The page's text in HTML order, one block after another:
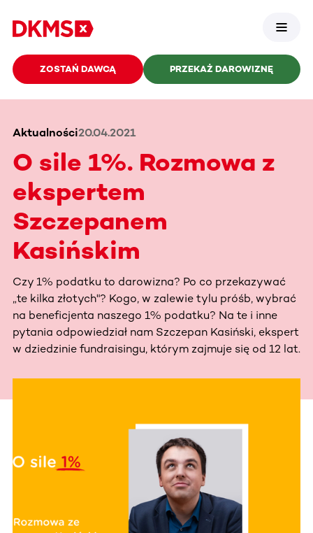
ZOSTAŃ DAWCĄ PRZEKAŻ DAROWIZNĘ
Aktualności20.04.2021
O sile 1%. Rozmowa z
ekspertem
Szczepanem
Kasińskim
Czy 1% podatku to darowizna? Po co przekazywać
„te kilka złotych"? Kogo, w zalewie tylu próśb, wybrać
na beneficjenta naszego 1% podatku? Na te i inne
pytania odpowiedział nam Szczepan Kasiński, ekspert
w dziedzinie fundraisingu, którym zajmuje się od 12 lat.